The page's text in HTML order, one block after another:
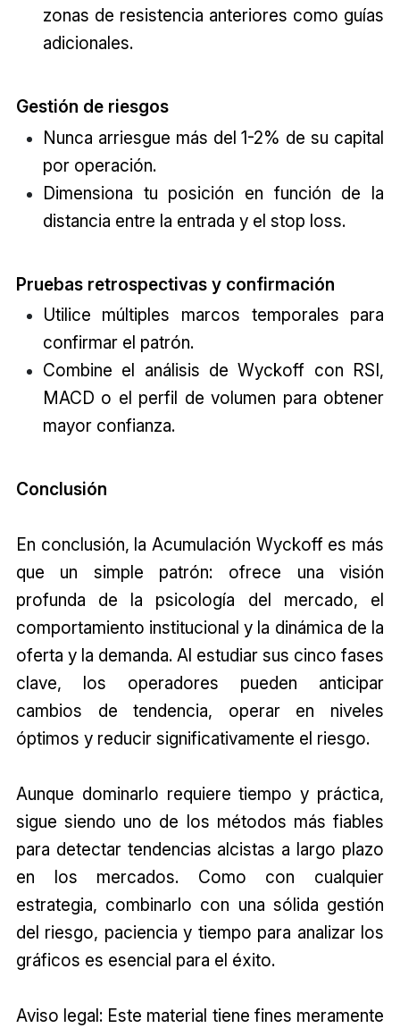
zonas de resistencia anteriores como guías
adicionales.
Gestión de riesgos
Nunca arriesgue más del 1-2% de su capital
por operación.
Dimensiona tu posición en función de la
distancia entre la entrada y el stop loss.
Pruebas retrospectivas y confirmación
Utilice múltiples marcos temporales para
confirmar el patrón.
Combine el análisis de Wyckoff con RSI,
MACD o el perfil de volumen para obtener
mayor confianza.
Conclusión
En conclusión, la Acumulación Wyckoff es más
que un simple patrón: ofrece una visión
profunda de la psicología del mercado, el
comportamiento institucional y la dinámica de la
oferta y la demanda. Al estudiar sus cinco fases
clave, los operadores pueden anticipar
cambios de tendencia, operar en niveles
óptimos y reducir significativamente el riesgo.
Aunque dominarlo requiere tiempo y práctica,
sigue siendo uno de los métodos más fiables
para detectar tendencias alcistas a largo plazo
en los mercados. Como con cualquier
estrategia, combinarlo con una sólida gestión
del riesgo, paciencia y tiempo para analizar los
gráficos es esencial para el éxito.
Aviso legal: Este material tiene fines meramente